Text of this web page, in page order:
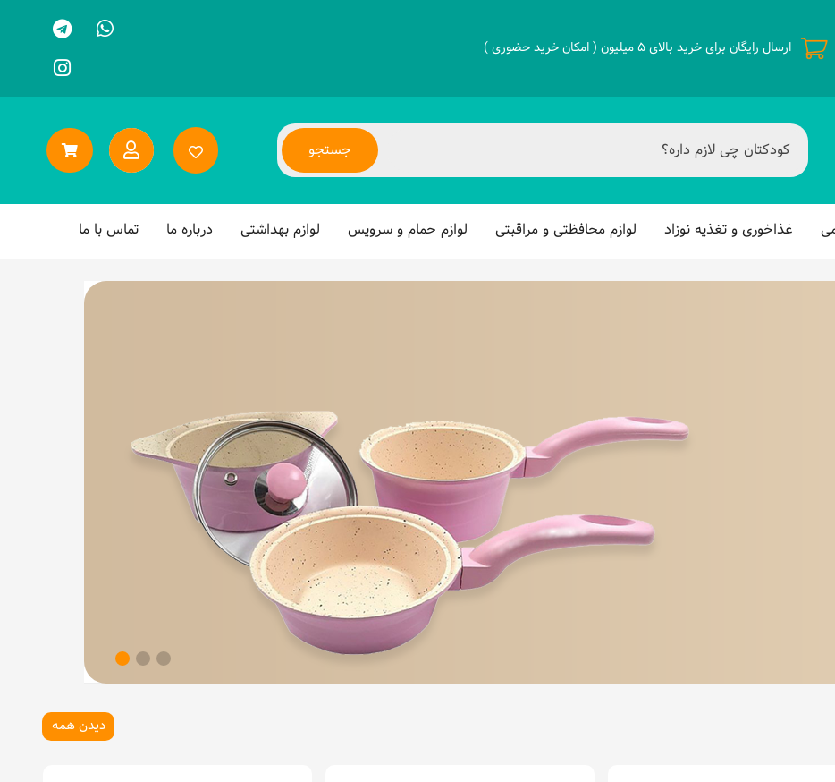
ارسال رایگان برای خرید بالای 5 میلیون ( امکان خرید حضوری )
جستجو
غذاخوری و تغذیه نوزاد لوازم محافظتی و مراقبتی لوازم حمام و سرویس لوازم بهداشتی درباره ما تماس با ما
دیدن همه